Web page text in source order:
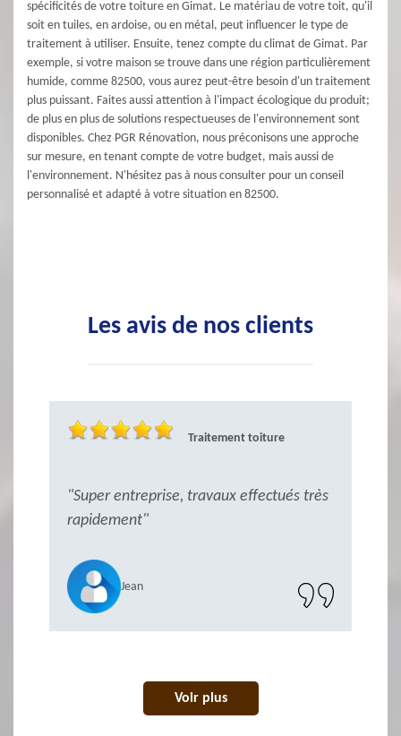
spécificités de votre toiture en Gimat. Le matériau de votre toit, qu'il
soit en tuiles, en ardoise, ou en métal, peut influencer le type de
traitement à utiliser. Ensuite, tenez compte du climat de Gimat. Par
exemple, si votre maison se trouve dans une région particulièrement
humide, comme 82500, vous aurez peut-être besoin d'un traitement
plus puissant. Faites aussi attention à l'impact écologique du produit;
de plus en plus de solutions respectueuses de l'environnement sont
disponibles. Chez PGR Rénovation, nous préconisons une approche
sur mesure, en tenant compte de votre budget, mais aussi de
l'environnement. N'hésitez pas à nous consulter pour un conseil
personnalisé et adapté à votre situation en 82500.
Les avis de nos clients
Traitement toiture
"Super entreprise, travaux effectués très
rapidement"
Jean
Voir plus